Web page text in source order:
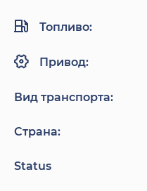
Топливо:
Привод:
Вид транспорта:
Страна:
Status